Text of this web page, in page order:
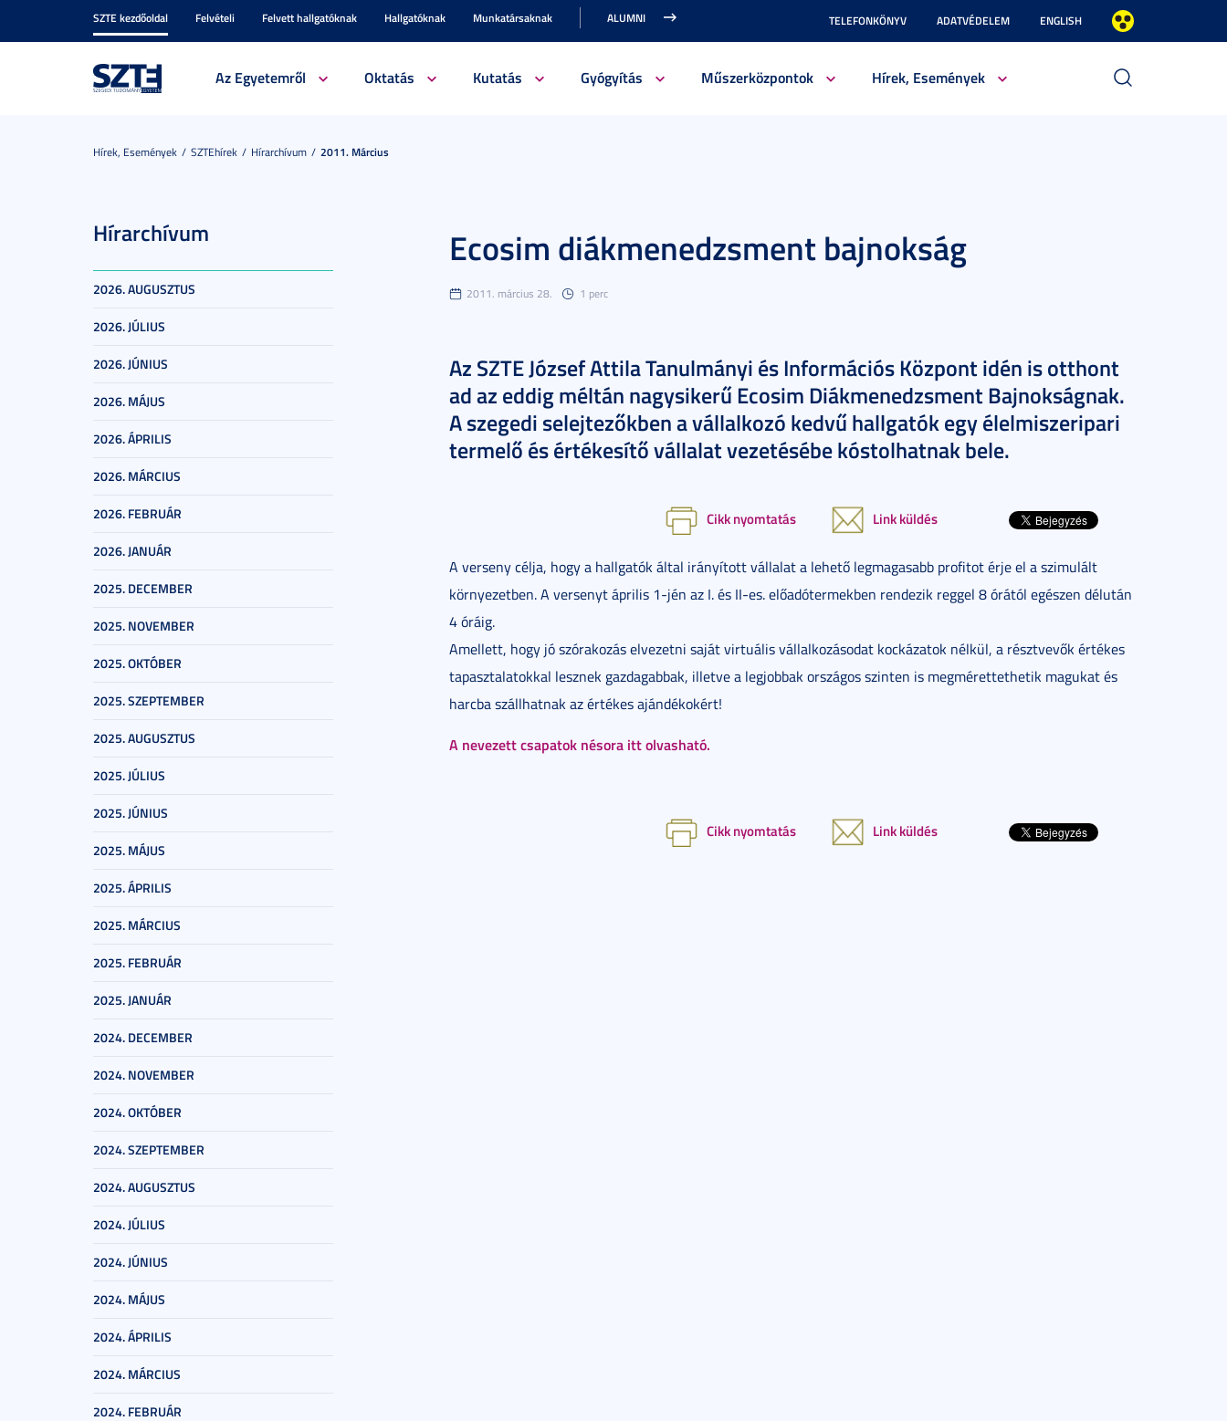
SZTE kezdőoldal Felvételi Felvett hallgatóknak Hallgatóknak Munkatársaknak ALUMNI TELEFONKÖNYV ADATVÉDELEM ENGLISH
Az Egyetemről Oktatás Kutatás Gyógyítás Műszerközpontok Hírek, Események
Hírek, Események SZTEhírek Hírarchívum 2011. Március
Hírarchívum
2026. AUGUSZTUS
2026. JÚLIUS
2026. JÚNIUS
2026. MÁJUS
2026. ÁPRILIS
2026. MÁRCIUS
2026. FEBRUÁR
2026. JANUÁR
2025. DECEMBER
2025. NOVEMBER
2025. OKTÓBER
2025. SZEPTEMBER
2025. AUGUSZTUS
2025. JÚLIUS
2025. JÚNIUS
2025. MÁJUS
2025. ÁPRILIS
2025. MÁRCIUS
2025. FEBRUÁR
2025. JANUÁR
2024. DECEMBER
2024. NOVEMBER
2024. OKTÓBER
2024. SZEPTEMBER
2024. AUGUSZTUS
2024. JÚLIUS
2024. JÚNIUS
2024. MÁJUS
2024. ÁPRILIS
2024. MÁRCIUS
2024. FEBRUÁR
Ecosim diákmenedzsment bajnokság
2011. március 28. 1 perc
Az SZTE József Attila Tanulmányi és Információs Központ idén is otthont
ad az eddig méltán nagysikerű Ecosim Diákmenedzsment Bajnokságnak.
A szegedi selejtezőkben a vállalkozó kedvű hallgatók egy élelmiszeripari
termelő és értékesítő vállalat vezetésébe kóstolhatnak bele.
Cikk nyomtatás Link küldés
A verseny célja, hogy a hallgatók által irányított vállalat a lehető legmagasabb profitot érje el a szimulált
környezetben. A versenyt április 1-jén az I. és II-es. előadótermekben rendezik reggel 8 órától egészen délután
4 óráig.
Amellett, hogy jó szórakozás elvezetni saját virtuális vállalkozásodat kockázatok nélkül, a résztvevők értékes
tapasztalatokkal lesznek gazdagabbak, illetve a legjobbak országos szinten is megmérettethetik magukat és
harcba szállhatnak az értékes ajándékokért!
A nevezett csapatok nésora itt olvasható.
Cikk nyomtatás Link küldés